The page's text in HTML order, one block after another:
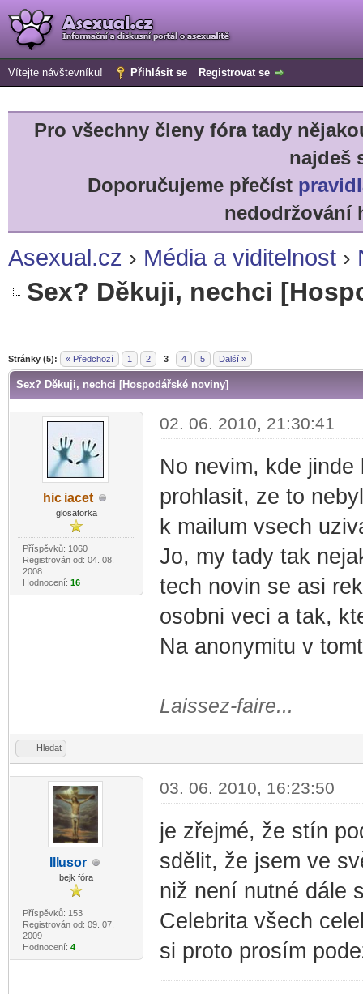
Vítejte návštevníku! Přihlásit se Registrovat se
Pro všechny členy fóra tady
najdeš
Doporučujeme přečíst
nedodržování
Asexual.cz › Média a viditelnost ›
Sex? Děkuji, nechci
Stránky (5): « Předchozí 1 2 3 4 5 Další »
Sex? Děkuji, nechci [Hospodářské noviny]
hiciacet
glosatorka
Příspěvků: 1060
Registrován od: 04. 08.
2008
Hodnocení: 16
02. 06. 2010, 21:30:41
No nevim, kde
prohlasit, ze to
k mailum vsech
Jo, my tady tak
tech novin se asi
osobni veci a tak,
Na anonymitu v
Laissez-faire...
Hledat
Illusor
bejk fóra
Příspěvků: 153
Registrován od: 09. 07.
2009
Hodnocení: 4
03. 06. 2010, 16:23:50
je zřejmé, že stín
sdělit, že jsem ve
niž není nutné dále
Celebrita všech
si proto prosím